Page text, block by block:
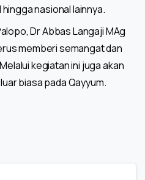
nasional lainnya.
Dr Abbas Langaji MAg
memberi semangat dan
kegiatan ini juga akan
biasa pada Qayyum.